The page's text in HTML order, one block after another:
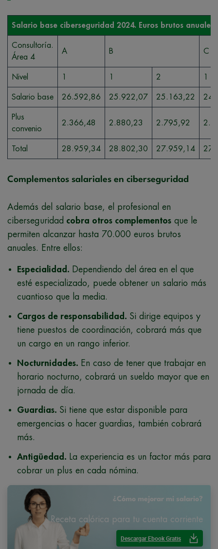
Salario base ciberseguridad 2024. Euros brutos anuales
Consultoría.
Área 4
A B C
Nivel 1 1 2 1
Salario base 26.592,86 25.922,07 25.163,22
Plus
convenio
2.366,48 2.880,23 2.795,92
Total 28.959,34 28.802,30 27.959,14
Complementos salariales en ciberseguridad
Además del salario base, el profesional en
ciberseguridad cobra otros complementos que le
permiten alcanzar hasta 70.000 euros brutos
anuales. Entre ellos:
Especialidad. Dependiendo del área en el que
esté especializado, puede obtener un salario más
cuantioso que la media.
Cargos de responsabilidad. Si dirige equipos y
tiene puestos de coordinación, cobrará más que
un cargo en un rango inferior.
Nocturnidades. En caso de tener que trabajar en
horario nocturno, cobrará un sueldo mayor que en
jornada de día.
Guardias. Si tiene que estar disponible para
emergencias o hacer guardias, también cobrará
más.
Antigüedad.
La experiencia es un factor más para
cobrar un plus en cada nómina.
¿Cómo mejorar mi salario?
Receta calórica para tu cuenta corriente
Descargar Ebook Gratis